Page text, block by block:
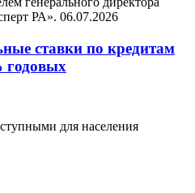
РА». 06.07.2026
ставки по кредитам
годовых
для населения